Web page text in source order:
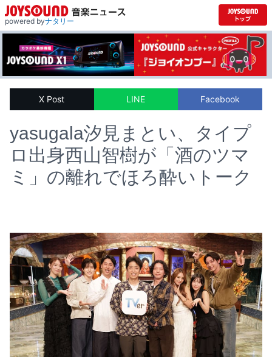
powered byナタリー
X Post LINE Facebook
yasugala汐見まとい、タイプ
ロ出身西山智樹が「酒のツマ
ミ」の離れでほろ酔いトーク